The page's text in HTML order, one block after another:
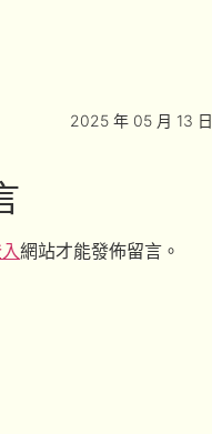
2025 年 05 月 13 日
網站才能發佈留言。